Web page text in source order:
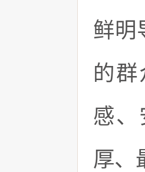
鲜明
的
感、
厚、